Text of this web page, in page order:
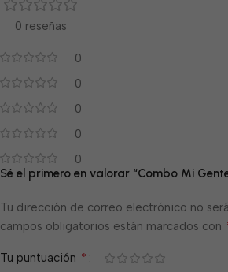
0 reseñas
0
0
0
0
0
Sé el primero en valorar “Combo Mi
Tu dirección de correo electrónico no
campos obligatorios están marcados con
Tu puntuación *